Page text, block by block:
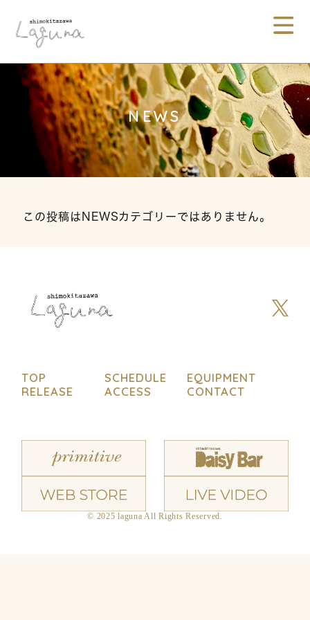
NEWS
この投稿はNEWSカテゴリーではありません。
TOP SCHEDULE
EQUIPMENT
RELEASE
ACCESS CONTACT
© 2025 laguna All Rights Reserved.